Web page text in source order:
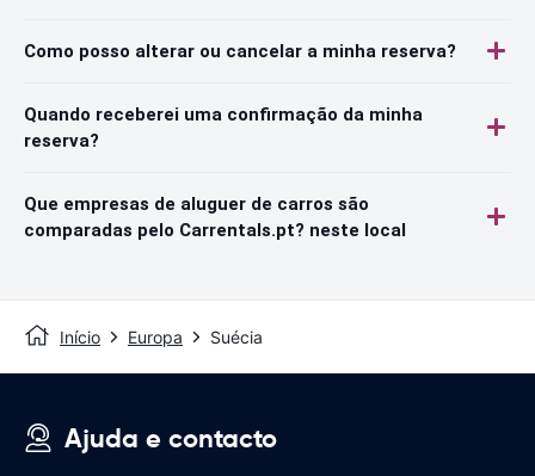
Como posso alterar ou cancelar a minha reserva?
Quando receberei uma confirmação da minha
reserva?
Que empresas de aluguer de carros são
comparadas pelo Carrentals.pt? neste local
Início Europa Suécia
Ajuda e contacto